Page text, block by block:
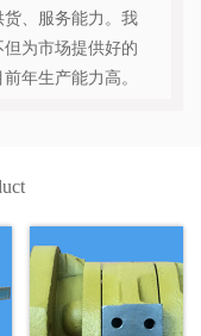
、服务能力。我
为市场提供好的
年生产能力高。
益作为我们工作
青州市，交通、
考察洽谈，我们
造价值。...查看详